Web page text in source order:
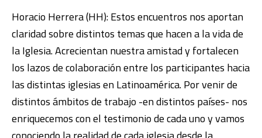
Horacio Herrera (HH): Estos encuentros nos aportan
claridad sobre distintos temas que hacen a la vida de
la Iglesia. Acrecientan nuestra amistad y fortalecen
los lazos de colaboración entre los participantes hacia
las distintas iglesias en Latinoamérica. Por venir de
distintos ámbitos de trabajo -en distintos países- nos
enriquecemos con el testimonio de cada uno y vamos